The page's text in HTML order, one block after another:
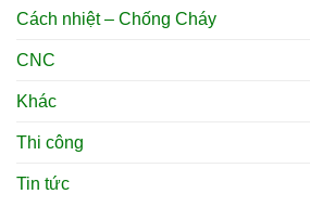
Cách nhiệt – Chống Cháy
CNC
Khác
Thi công
Tin tức